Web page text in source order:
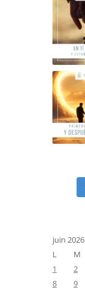
juin 2026
L
M
1
2
8
9